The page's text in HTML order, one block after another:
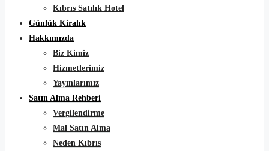
Kıbrıs Satılık Hotel
Günlük Kiralık
Hakkımızda
Biz Kimiz
Hizmetlerimiz
Yayınlarımız
Satın Alma Rehberi
Vergilendirme
Mal Satın Alma
Neden Kıbrıs